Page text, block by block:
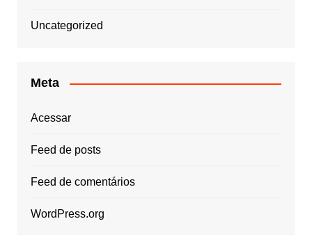
Uncategorized
Meta
Acessar
Feed de posts
Feed de comentários
WordPress.org